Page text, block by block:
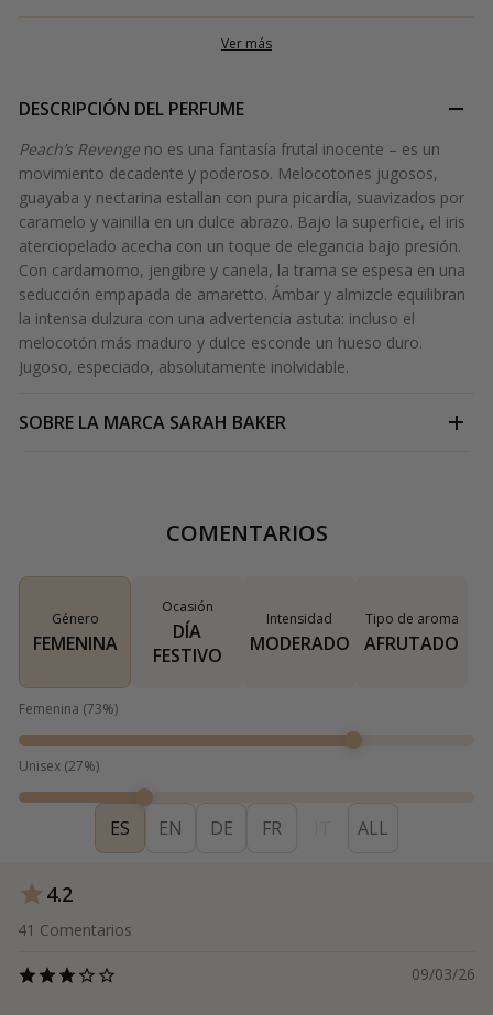
Ver más
DESCRIPCIÓN DEL PERFUME
Peach’s Revenge no es una fantasía frutal inocente – es un
movimiento decadente y poderoso. Melocotones jugosos,
guayaba y nectarina estallan con pura picardía, suavizados por
caramelo y vainilla en un dulce abrazo. Bajo la superficie, el iris
aterciopelado acecha con un toque de elegancia bajo presión.
Con cardamomo, jengibre y canela, la trama se espesa en una
seducción empapada de amaretto. Ámbar y almizcle equilibran
la intensa dulzura con una advertencia astuta: incluso el
melocotón más maduro y dulce esconde un hueso duro.
Jugoso, especiado, absolutamente inolvidable.
SOBRE LA MARCA SARAH BAKER
COMENTARIOS
Género
FEMENINA
Ocasión
DÍA
FESTIVO
Intensidad
MODERADO
Tipo de aroma
AFRUTADO
Femenina (73%)
Unisex (27%)
ES EN DE FR ALL
4.2
41 Comentarios
09/03/26